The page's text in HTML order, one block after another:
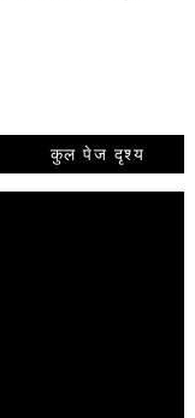
कुल पेज दृश्य